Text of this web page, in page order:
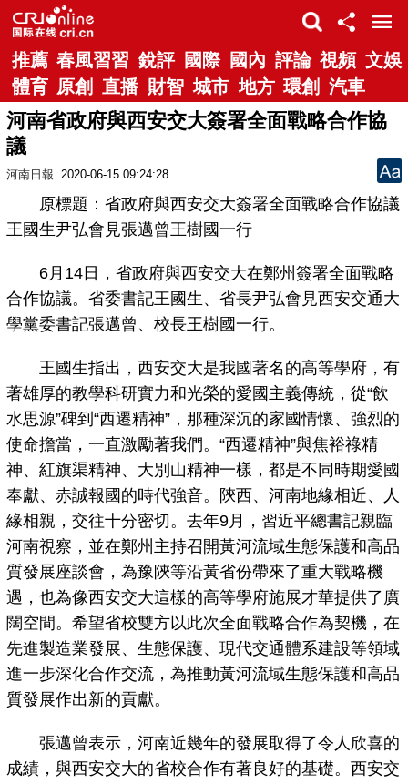
推薦 春風習習 銳評 國際 國內 評論 視頻 文娛
體育 原創 直播 財智 城市 地方 環創 汽車
河南省政府與西安交大簽署全面戰略合作協
議
河南日報 2020-06-15 09:24:28
原標題：省政府與西安交大簽署全面戰略合作協議
王國生尹弘會見張邁曾王樹國一行
6月14日，省政府與西安交大在鄭州簽署全面戰略
合作協議。省委書記王國生、省長尹弘會見西安交通大
學黨委書記張邁曾、校長王樹國一行。
王國生指出，西安交大是我國著名的高等學府，有
著雄厚的教學科研實力和光榮的愛國主義傳統，從“飲
水思源”碑到“西遷精神”，那種深沉的家國情懷、強烈的
使命擔當，一直激勵著我們。“西遷精神”與焦裕祿精
神、紅旗渠精神、大別山精神一樣，都是不同時期愛國
奉獻、赤誠報國的時代強音。陝西、河南地緣相近、人
緣相親，交往十分密切。去年9月，習近平總書記親臨
河南視察，並在鄭州主持召開黃河流域生態保護和高品
質發展座談會，為豫陝等沿黃省份帶來了重大戰略機
遇，也為像西安交大這樣的高等學府施展才華提供了廣
闊空間。希望省校雙方以此次全面戰略合作為契機，在
先進製造業發展、生態保護、現代交通體系建設等領域
進一步深化合作交流，為推動黃河流域生態保護和高品
質發展作出新的貢獻。
張邁曾表示，河南近幾年的發展取得了令人欣喜的
成績，與西安交大的省校合作有著良好的基礎。西安交